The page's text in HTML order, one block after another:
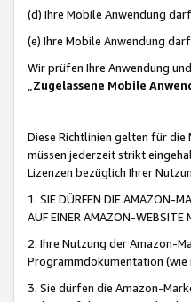
(d) Ihre Mobile Anwendung
(e) Ihre Mobile Anwendung
Wir prüfen Ihre Anwendung
„Zugelassene Mobile
Diese Richtlinien gelten für
müssen jederzeit strikt
Lizenzen bezüglich Ihrer
1. SIE DÜRFEN DIE AMAZON-
AUF EINER AMAZON-WEBSITE
2. Ihre Nutzung der Amazon-
Programmdokumentation (wie
3. Sie dürfen die Amazon-